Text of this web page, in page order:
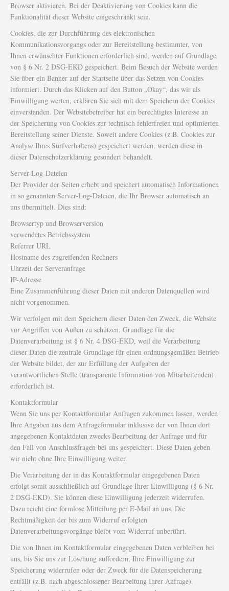
Browser aktivieren. Bei der Deaktivierung von Cookies kann die
Funktionalität dieser Website eingeschränkt sein.
Cookies, die zur Durchführung des elektronischen
Kommunikationsvorgangs oder zur Bereitstellung bestimmter, von
Ihnen erwünschter Funktionen erforderlich sind, werden auf Grundlage
von § 6 Nr. 2 DSG-EKD gespeichert. Beim Besuch der Website werden
Sie über ein Banner auf der Startseite über das Setzen von Cookies
informiert. Durch das Klicken auf den Button „Okay“, das wir als
Einwilligung werten, erklären Sie sich mit dem Speichern der Cookies
einverstanden. Der Websitebetreiber hat ein berechtigtes Interesse an
der Speicherung von Cookies zur technisch fehlerfreien und optimierten
Bereitstellung seiner Dienste. Soweit andere Cookies (z.B. Cookies zur
Analyse Ihres Surfverhaltens) gespeichert werden, werden diese in
dieser Datenschutzerklärung gesondert behandelt.
Server-Log-Dateien
Der Provider der Seiten erhebt und speichert automatisch Informationen
in so genannten Server-Log-Dateien, die Ihr Browser automatisch an
uns übermittelt. Dies sind:
Browsertyp und Browserversion
verwendetes Betriebssystem
Referrer URL
Hostname des zugreifenden Rechners
Uhrzeit der Serveranfrage
IP-Adresse
Eine Zusammenführung dieser Daten mit anderen Datenquellen wird
nicht vorgenommen.
Wir verfolgen mit dem Speichern dieser Daten den Zweck, die Website
vor Angriffen von Außen zu schützen. Grundlage für die
Datenverarbeitung ist § 6 Nr. 4 DSG-EKD, weil die Verarbeitung
dieser Daten die zentrale Grundlage für einen ordnungsgemäßen Betrieb
der Website bildet, der zur Erfüllung der Aufgaben der
verantwortlichen Stelle (transparente Information von Mitarbeitenden)
erforderlich ist.
Kontaktformular
Wenn Sie uns per Kontaktformular Anfragen zukommen lassen, werden
Ihre Angaben aus dem Anfrageformular inklusive der von Ihnen dort
angegebenen Kontaktdaten zwecks Bearbeitung der Anfrage und für
den Fall von Anschlussfragen bei uns gespeichert. Diese Daten geben
wir nicht ohne Ihre Einwilligung weiter.
Die Verarbeitung der in das Kontaktformular eingegebenen Daten
erfolgt somit ausschließlich auf Grundlage Ihrer Einwilligung (§ 6 Nr.
2 DSG-EKD). Sie können diese Einwilligung jederzeit widerrufen.
Dazu reicht eine formlose Mitteilung per E-Mail an uns. Die
Rechtmäßigkeit der bis zum Widerruf erfolgten
Datenverarbeitungsvorgänge bleibt vom Widerruf unberührt.
Die von Ihnen im Kontaktformular eingegebenen Daten verbleiben bei
uns, bis Sie uns zur Löschung auffordern, Ihre Einwilligung zur
Speicherung widerrufen oder der Zweck für die Datenspeicherung
entfällt (z.B. nach abgeschlossener Bearbeitung Ihrer Anfrage).